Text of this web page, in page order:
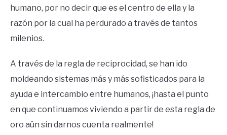
humano, por no decir que es el centro de ella y la
razón por la cual ha perdurado a través de tantos
milenios.
A través de la regla de reciprocidad, se han ido
moldeando sistemas más y más sofisticados para la
ayuda e intercambio entre humanos, ¡hasta el punto
en que continuamos viviendo a partir de esta regla de
oro aún sin darnos cuenta realmente!